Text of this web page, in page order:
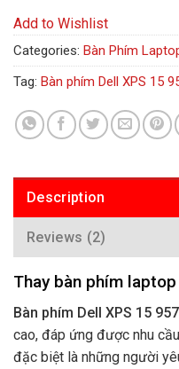
Add to Wishlist
Categories: Bàn Phím
Tag: Bàn phím Dell XPS 15
Description
Reviews (2)
Thay bàn phím
Bàn phím Dell XPS 15
cao, đáp ứng được nhu
đặc biệt là những người